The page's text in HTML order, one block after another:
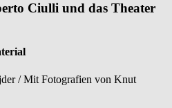
Ciulli und das Theater
/ Mit Fotografien von Knut